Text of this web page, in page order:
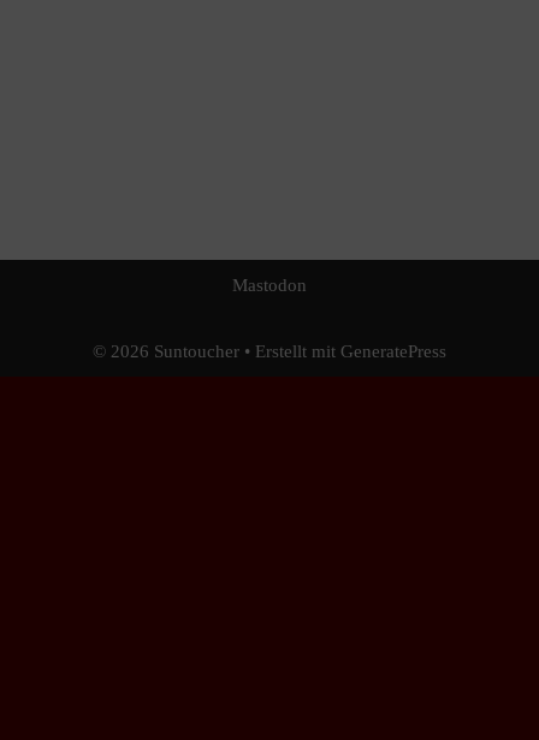
Mastodon
© 2026 Sun​toucher • Erstellt mit GeneratePress